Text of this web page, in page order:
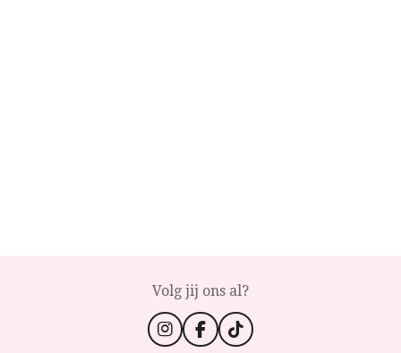
Volg jij ons al?
I
F
T